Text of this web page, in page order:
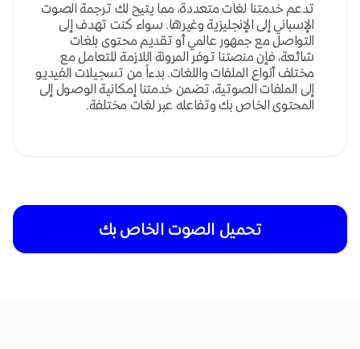
تدعم خدمتنا لغات متعددة، مما يتيح لك ترجمة الصوت
الإسباني إلى الإنجليزية وغيرها. سواء كنت تهدف إلى
التواصل مع جمهور عالمي أو تقديم محتوى بلغات
شائعة، فإن منصتنا توفر المرونة اللازمة للتعامل مع
مختلف أنواع الملفات واللغات. بدءاً من تسجيلات الفيديو
إلى الملفات الصوتية، تضمن خدمتنا إمكانية الوصول إلى
المحتوى الخاص بك وتفاعله عبر لغات مختلفة.
تحميل الصوت الخاص بك